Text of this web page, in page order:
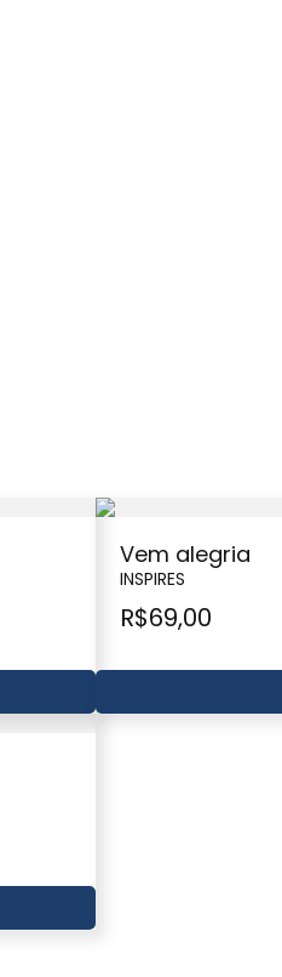
Vem alegria
INSPIRES
R$69,00